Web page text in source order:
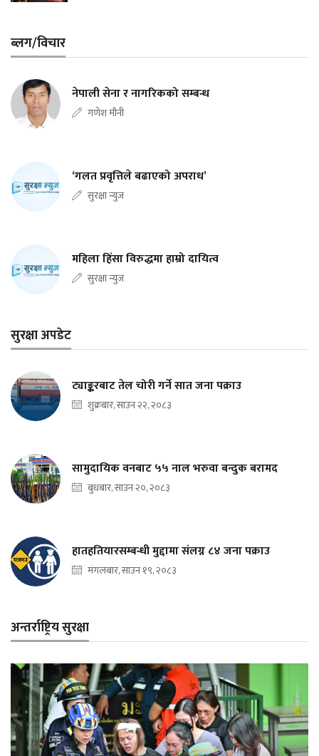
ब्लग/विचार
नेपाली सेना र नागरिकको सम्बन्ध
गणेश मौनी
‘गलत प्रवृत्तिले बढाएको अपराध’
सुरक्षा न्युज
महिला हिंसा विरुद्धमा हाम्रो दायित्व
सुरक्षा न्युज
सुरक्षा अपडेट
ट्याङ्करबाट तेल चोरी गर्ने सात जना पक्राउ
शुक्रबार, साउन २२, २०८३
सामुदायिक वनबाट ५५ नाल भरुवा बन्दुक बरामद
बुधबार, साउन २०, २०८३
हातहतियारसम्बन्धी मुद्दामा संलग्न ८४ जना पक्राउ
मंगलबार, साउन १९, २०८३
अन्तर्राष्ट्रिय सुरक्षा